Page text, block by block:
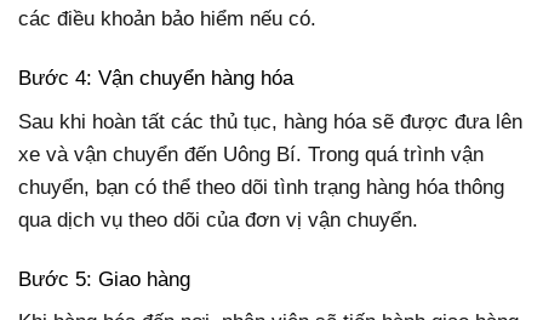
các điều khoản bảo hiểm nếu có.
Bước 4: Vận chuyển hàng hóa
Sau khi hoàn tất các thủ tục, hàng hóa sẽ được đưa lên
xe và vận chuyển đến Uông Bí. Trong quá trình vận
chuyển, bạn có thể theo dõi tình trạng hàng hóa thông
qua dịch vụ theo dõi của đơn vị vận chuyển.
Bước 5: Giao hàng